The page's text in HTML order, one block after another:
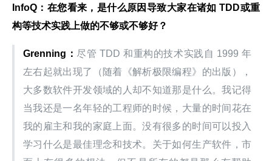
InfoQ ：在您看来，是什么原因导致大家在诸如 TDD或重
构等技术实践上做的不够或不够好？
Grenning ： 尽管 TDD 和重构的技术实践自 1999 年
左右起就出现了（随着《解析极限编程》的出版），
大多数软件开发领域的人却不知道那是什么。我记得
当我还是一名年轻的工程师的时候，大量的时间花在
我的雇主和我的家庭上面。没有很多的时间可以投入
学习什么是最佳理念和技术。关于如何生产软件，市